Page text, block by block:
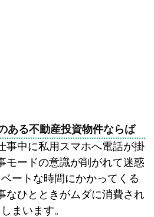
ある不動産投資物件ならば
事中に私用スマホへ電話が掛
モードの意識が削がれて迷惑
ートな時間にかかってくる
なひとときがムダに消費され
まいます。